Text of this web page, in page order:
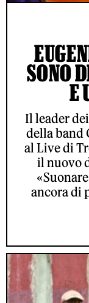
SONO
E
Il leader
della band
al Live di
il nuovo
ancora di